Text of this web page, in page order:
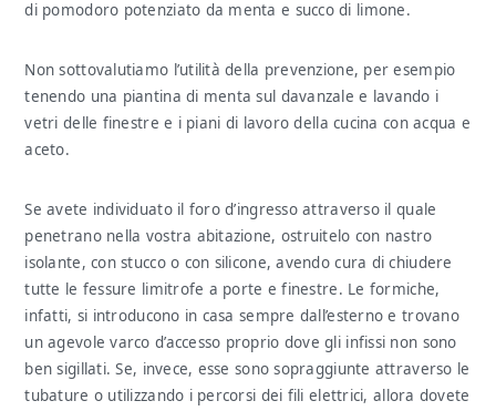
di pomodoro potenziato da menta e succo di limone.
Non sottovalutiamo l’utilità della prevenzione, per esempio
tenendo una piantina di menta sul davanzale e lavando i
vetri delle finestre e i piani di lavoro della cucina con acqua e
aceto.
Se avete individuato il foro d’ingresso attraverso il quale
penetrano nella vostra abitazione, ostruitelo con nastro
isolante, con stucco o con silicone, avendo cura di chiudere
tutte le fessure limitrofe a porte e finestre. Le formiche,
infatti, si introducono in casa sempre dall’esterno e trovano
un agevole varco d’accesso proprio dove gli infissi non sono
ben sigillati. Se, invece, esse sono sopraggiunte attraverso le
tubature o utilizzando i percorsi dei fili elettrici, allora dovete